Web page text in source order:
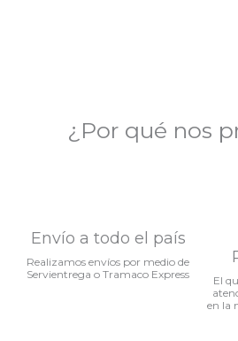
¿Por qué nos
Envío a todo el país
Realizamos envíos por medio de
Servientrega o Tramaco Express
El
en la